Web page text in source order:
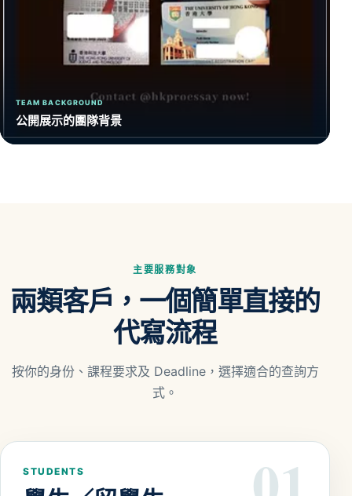
TEAM BACKGROUND
公開展示的團隊背景
主要服務對象
兩類客戶，一個簡單直接的
代寫流程
按你的身份、課程要求及 Deadline，選擇適合的查詢方
式。
STUDENTS